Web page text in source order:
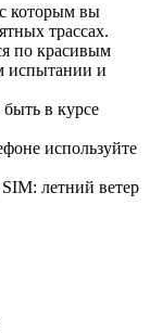
которым вы
трассах.
по красивым
испытании и
в курсе
используйте
летний ветер